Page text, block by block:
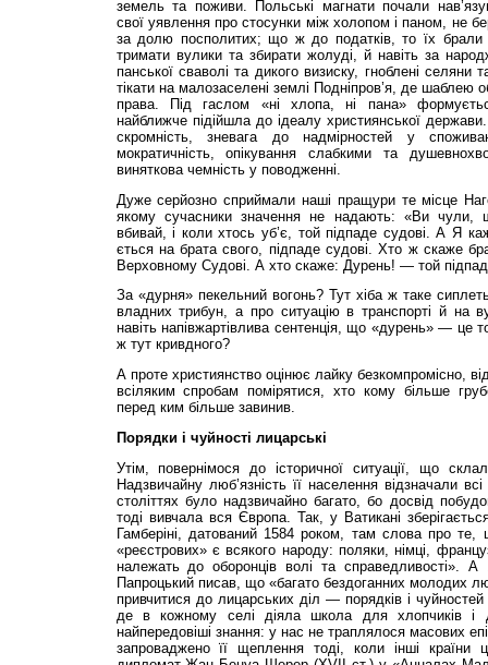
земель та поживи. Польські магнати почали
свої уявлення про стосунки між холопом і паном, не
за долю посполи­тих; що ж до податків, то їх брали
тримати вулики та збирати жолуді, й навіть за
панської сваволі та дикого визиску, гноб­лені
тікати на малозаселені землі Подніпро­в’я, де шаблею
права. Під гаслом «ні хлопа, ні па­на»
найближче підійшла до ідеалу християн­ської
скромність, зневага до над­мірнос­тей у
мократичність, опікування слабкими та
виняткова чемність у поводженні.
Дуже серйозно сприймали наші пращури те місце
якому сучасники значення не надають: «Ви чули,
вбивай, і коли хтось уб’є, той підпаде су­дові. А Я
ється на брата свого, підпаде судові. Хто ж скаже
Верховному Судові. А хто скаже: Дурень! — той
За «дурня» пекельний вогонь? Тут хіба ж таке
владних трибун, а про ситуацію в транспорті й на
навіть напівжартівлива сен­тенція, що «дурень» — це
ж тут кривдного?
А проте християнство оцінює лайку безкомпромісно,
всіляким спробам помірятися, хто кому більше
перед ким більше завинив.
Порядки і чуйності лицарські
Утім, повернімося до історичної ситуації, що
Надзвичайну лю­б’яз­ність її населення відзначали
століттях було над­звичайно багато, бо досвід
тоді вивчала вся Європа. Так, у Ватикані
Гамберіні, датований 1584 роком, там слова про те,
«реєст­рових» є всякого народу: поляки, німці,
на­лежать до оборонців волі та спра­ведли­вості». А
Папроцький писав, що «багато бездо­ганних молодих
привчитися до лицарських діл — порядків і
де в кожному селі діяла школа для хлопчиків і
найпередовіші знання: у нас не траплялося масових
запроваджено її щеплення тоді, коли інші країни